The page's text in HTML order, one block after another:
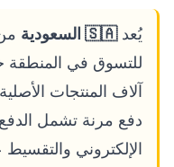
يُعد🇸🇦 السعودية
آلاف المنتجات
دفع مرنة تشمل الدفع
الإلكتروني